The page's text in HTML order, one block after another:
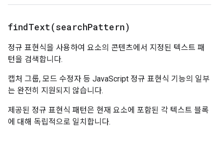
findText(searchPattern)
정규 표현식을 사용하여 요소의 콘텐츠에서 지정된 텍스트 패
턴을 검색합니다.
캡처 그룹, 모드 수정자 등 JavaScript 정규 표현식 기능의 일부
는 완전히 지원되지 않습니다.
제공된 정규 표현식 패턴은 현재 요소에 포함된 각 텍스트 블록
에 대해 독립적으로 일치합니다.